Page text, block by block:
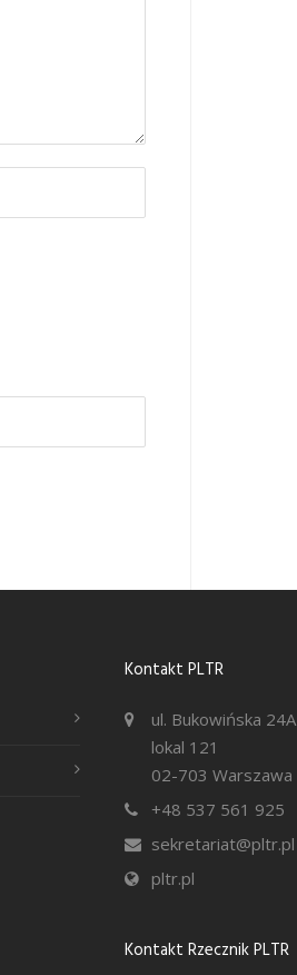
Kontakt PLTR
ul. Bukowińska 24A
lokal 121
02-703 Warszawa
+48 537 561 925
sekretariat@pltr.pl
pltr.pl
Kontakt Rzecznik PLTR